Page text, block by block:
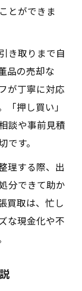
とができま
き取りまで自
品の売却な
が丁寧に対応
「押し買い」
談や事前見積
です。
理する際、出
分できて助か
買取は、忙し
な現金化や不